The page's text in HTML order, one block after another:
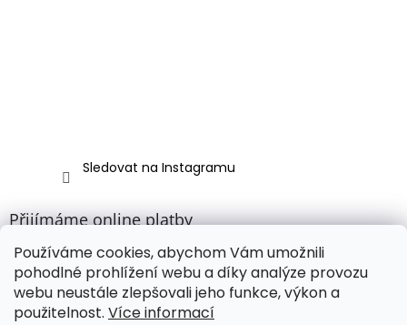
Používáme cookies, abychom Vám umožnili
pohodlné prohlížení webu a díky analýze provozu
webu neustále zlepšovali jeho funkce, výkon a
použitelnost. Více informací
Sledovat na Instagramu
Přijímáme online platby